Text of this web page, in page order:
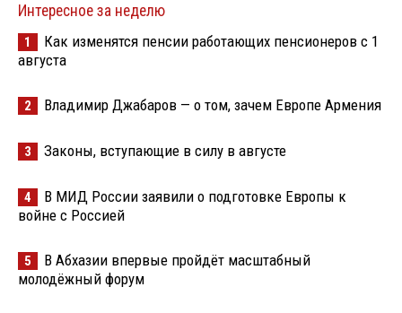
Интересное за неделю
1
Как изменятся пенсии работающих пенсионеров с 1
августа
2 Владимир Джабаров — о том, зачем Европе Армения
3 Законы, вступающие в силу в августе
4
В МИД России заявили о подготовке Европы к
войне с Россией
5
В Абхазии впервые пройдёт масштабный
молодёжный форум